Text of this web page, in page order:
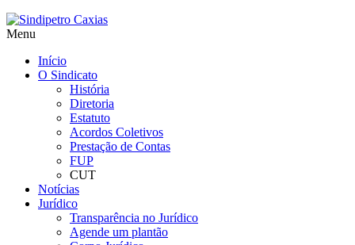
Menu
Início
O Sindicato
História
Diretoria
Estatuto
Acordos Coletivos
Prestação de Contas
FUP
CUT
Notícias
Jurídico
Transparência no Jurídico
Agende um plantão